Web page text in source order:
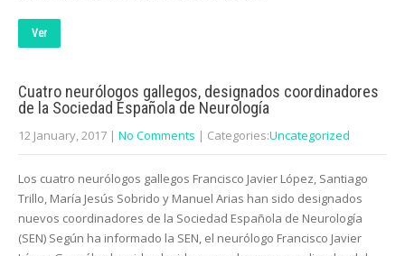
Ver
Cuatro neurólogos gallegos, designados coordinadores
de la Sociedad Española de Neurología
12 January, 2017 | No Comments | Categories:Uncategorized
Los cuatro neurólogos gallegos Francisco Javier López, Santiago
Trillo, María Jesús Sobrido y Manuel Arias han sido designados
nuevos coordinadores de la Sociedad Española de Neurología
(SEN) Según ha informado la SEN, el neurólogo Francisco Javier